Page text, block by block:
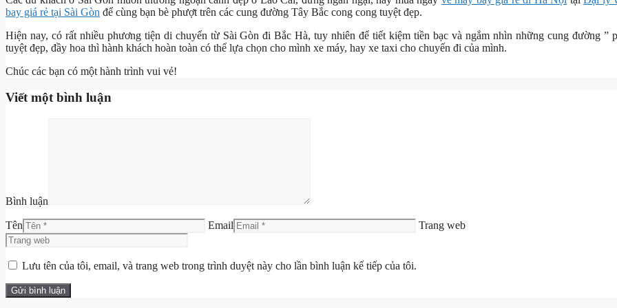
bay giá rẻ tại Sài Gòn để cùng bạn bè phượt trên các cung đường Tây Bắc cong cong tuyệt đẹp.
Hiện nay, có rất nhiều phương tiện di chuyển từ Sài Gòn đi Bắc Hà, tuy nhiên để tiết kiệm tiền bạc và ngắm nhìn những cung đường ”
tuyệt đẹp, đầy hoa thì hành khách hoàn toàn có thể lựa chọn cho mình xe máy, hay xe taxi cho chuyến đi của mình.
Chúc các bạn có một hành trình vui vẻ!
Viết một bình luận
Bình luận
Tên Email Trang web
Lưu tên của tôi, email, và trang web trong trình duyệt này cho lần bình luận kế tiếp của tôi.